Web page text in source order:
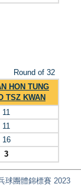
Round of 32
HON TUNG
TSZ KWAN
11
11
16
3
球團體錦標賽 2023